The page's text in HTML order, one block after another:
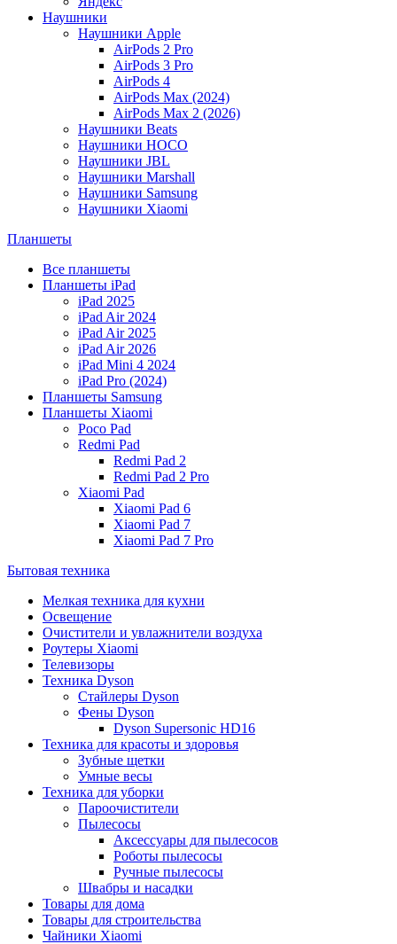
Наушники
Наушники Apple
AirPods 2 Pro
AirPods 3 Pro
AirPods 4
AirPods Max (2024)
AirPods Max 2 (2026)
Наушники Beats
Наушники HOCO
Наушники JBL
Наушники Marshall
Наушники Samsung
Наушники Xiaomi
Планшеты
Все планшеты
Планшеты iPad
iPad 2025
iPad Air 2024
iPad Air 2025
iPad Air 2026
iPad Mini 4 2024
iPad Pro (2024)
Планшеты Samsung
Планшеты Xiaomi
Poco Pad
Redmi Pad
Redmi Pad 2
Redmi Pad 2 Pro
Xiaomi Pad
Xiaomi Pad 6
Xiaomi Pad 7
Xiaomi Pad 7 Pro
Бытовая техника
Мелкая техника для кухни
Освещение
Очистители и увлажнители воздуха
Роутеры Xiaomi
Телевизоры
Техника Dyson
Стайлеры Dyson
Фены Dyson
Dyson Supersonic HD16
Техника для красоты и здоровья
Зубные щетки
Умные весы
Техника для уборки
Пароочистители
Пылесосы
Аксессуары для пылесосов
Роботы пылесосы
Ручные пылесосы
Швабры и насадки
Товары для дома
Товары для строительства
Чайники Xiaomi